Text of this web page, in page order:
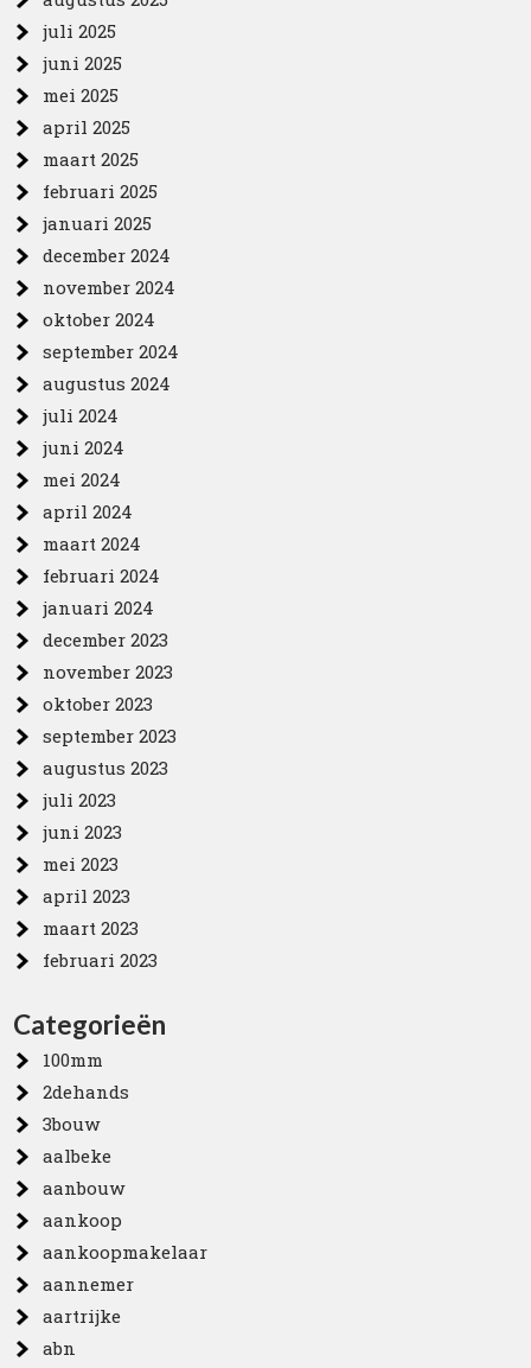
juli 2025
juni 2025
mei 2025
april 2025
maart 2025
februari 2025
januari 2025
december 2024
november 2024
oktober 2024
september 2024
augustus 2024
juli 2024
juni 2024
mei 2024
april 2024
maart 2024
februari 2024
januari 2024
december 2023
november 2023
oktober 2023
september 2023
augustus 2023
juli 2023
juni 2023
mei 2023
april 2023
maart 2023
februari 2023
Categorieën
100mm
2dehands
3bouw
aalbeke
aanbouw
aankoop
aankoopmakelaar
aannemer
aartrijke
abn